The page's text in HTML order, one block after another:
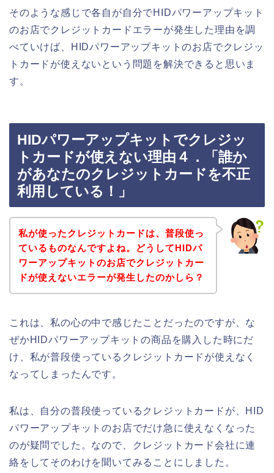
そのような感じで各自が自分でHIDパワーアップキット
のお店でクレジットカードエラーが発生した理由を調
べていけば、HIDパワーアップキットのお店でクレジッ
トカードが使えないという問題を解決できると思いま
す。
HIDパワーアップキットでクレジッ
トカードが使えない理由４．「誰か
があなたのクレジットカードを不正
利用している！」
私が使ったクレジットカードは、普段使っ
ているものなんですよね。どうしてHIDパ
ワーアップキットのお店でクレジットカー
ドが使えないエラーが発生したのかしら？
これは、私の心の中で感じたことだったのですが、な
ぜかHIDパワーアップキットの商品を購入した時にだ
け、私が普段使っているクレジットカードが使えなく
なってしまったんです。
私は、自分の普段使っているクレジットカードが、HID
パワーアップキットのお店でだけ急に使えなくなった
のが疑問でした。なので、クレジットカード会社に連
絡をしてそのわけを聞いてみることにしました。